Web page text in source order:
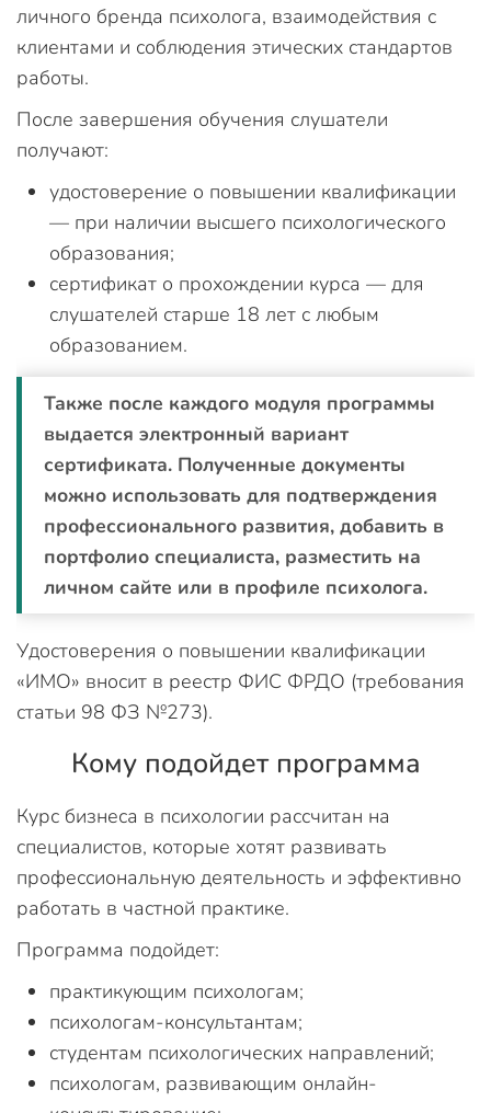
личного бренда психолога, взаимодействия с
клиентами и соблюдения этических стандартов
работы.
После завершения обучения слушатели
получают:
удостоверение о повышении квалификации
— при наличии высшего психологического
образования;
сертификат о прохождении курса — для
слушателей старше 18 лет с любым
образованием.
Также после каждого модуля программы
выдается электронный вариант
сертификата. Полученные документы
можно использовать для подтверждения
профессионального развития, добавить в
портфолио специалиста, разместить на
личном сайте или в профиле психолога.
Удостоверения о повышении квалификации
«ИМО» вносит в реестр ФИС ФРДО (требования
статьи 98 ФЗ №273).
Кому подойдет программа
Курс бизнеса в психологии рассчитан на
специалистов, которые хотят развивать
профессиональную деятельность и эффективно
работать в частной практике.
Программа подойдет:
практикующим психологам;
психологам-консультантам;
студентам психологических направлений;
психологам, развивающим онлайн-